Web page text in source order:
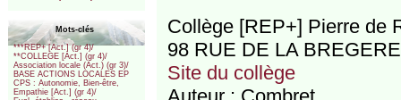
Mots-clés
***REP+ [Act.] (gr 4)/
**COLLEGE [Act.] (gr 4)/
Association locale (Act.) (gr 3)/
BASE ACTIONS LOCALES EP
CPS : Autonomie, Bien-être,
Empathie [Act.] (gr 4)/
Collège [REP+] Pierre de
98 RUE DE LA
Site du collège